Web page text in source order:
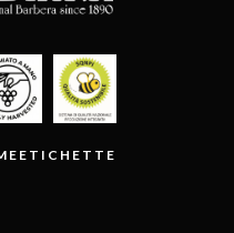
ETICHETTE